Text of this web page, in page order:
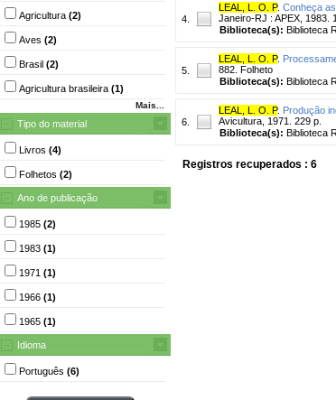
Agricultura (2)
Aves (2)
Brasil (2)
Agricultura brasileira (1)
Mais...
Tipo do material
Livros (4)
Folhetos (2)
Ano de publicação
1985 (2)
1983 (1)
1971 (1)
1966 (1)
1965 (1)
Idioma
Português (6)
4.
LEAL, L. O. P. Conheça
Janeiro-RJ : APEX, 1983.
Biblioteca(s): Biblioteca
5.
LEAL, L. O. P.
882. Folheto
Biblioteca(s): Biblioteca
6.
LEAL, L. O. P. Produção
Avicultura, 1971. 229 p.
Biblioteca(s): Biblioteca
Registros recuperados : 6